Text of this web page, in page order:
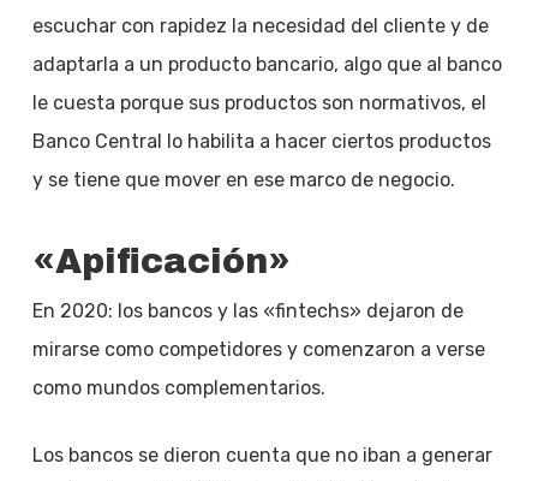
escuchar con rapidez la necesidad del cliente y de
adaptarla a un producto bancario, algo que al banco
le cuesta porque sus productos son normativos, el
Banco Central lo habilita a hacer ciertos productos
y se tiene que mover en ese marco de negocio.
«Apificación»
En 2020: los bancos y las «fintechs» dejaron de
mirarse como competidores y comenzaron a verse
como mundos complementarios.
Los bancos se dieron cuenta que no iban a generar